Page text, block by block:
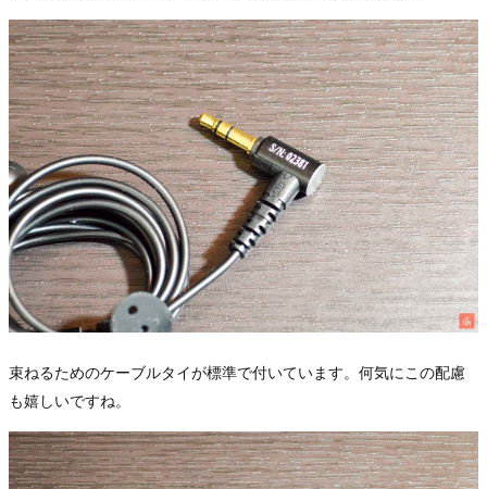
束ねるためのケーブルタイが標準で付いています。何気にこの配慮
も嬉しいですね。